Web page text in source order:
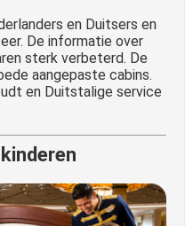
en Duitsers en
De informatie over
sterk verbeterd. De
aangepaste cabins.
en Duitstalige service